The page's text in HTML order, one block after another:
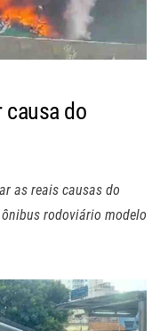
causa do
as reais causas do
rodoviário modelo